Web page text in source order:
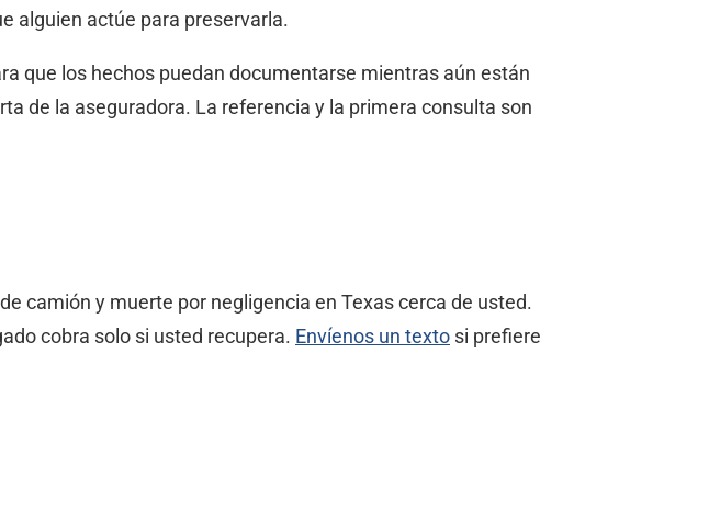
alguien actúe para preservarla.
que los hechos puedan documentarse mientras aún están
de la aseguradora. La referencia y la primera consulta son
camión y muerte por negligencia en Texas cerca de usted.
cobra solo si usted recupera. Envíenos un texto si prefiere